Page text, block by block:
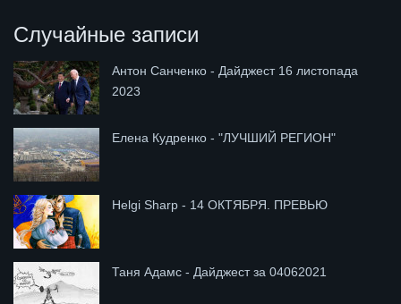
Случайные записи
Антон Санченко - Дайджест 16 листопада
2023
Елена Кудренко - "ЛУЧШИЙ РЕГИОН"
Helgi Sharp - 14 ОКТЯБРЯ. ПРЕВЬЮ
Таня Адамс - Дайджест за 04062021